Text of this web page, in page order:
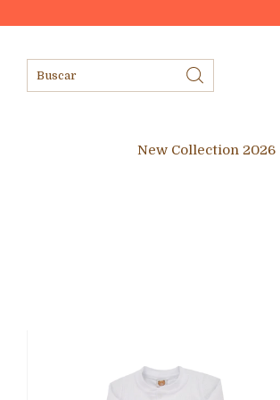
New Collection 2026